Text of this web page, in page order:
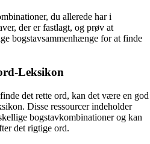
du allerede har i
der er fastlagt, og prøv at
bogstavsammenhænge for at finde
Leksikon
det rette ord, kan det være en god
Disse ressourcer indeholder
bogstavkombinationer og kan
det rigtige ord.